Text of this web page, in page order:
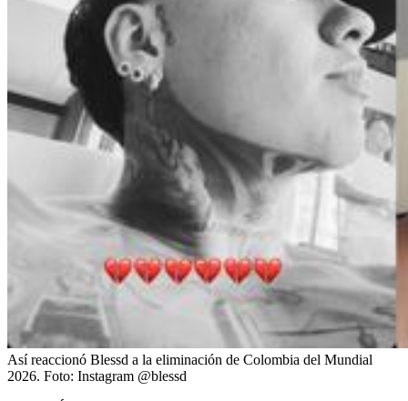
Así reaccionó Blessd a la eliminación de Colombia del Mundial
2026. Foto: Instagram @blessd